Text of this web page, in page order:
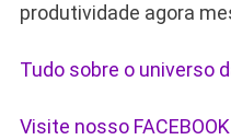
produtividade agora
Tudo sobre o universo
Visite nosso FACEBOOK